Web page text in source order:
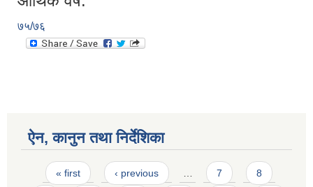
७५/७६
ऐन, कानुन तथा निर्देशिका
Pages
« first ‹ previous … 7 8